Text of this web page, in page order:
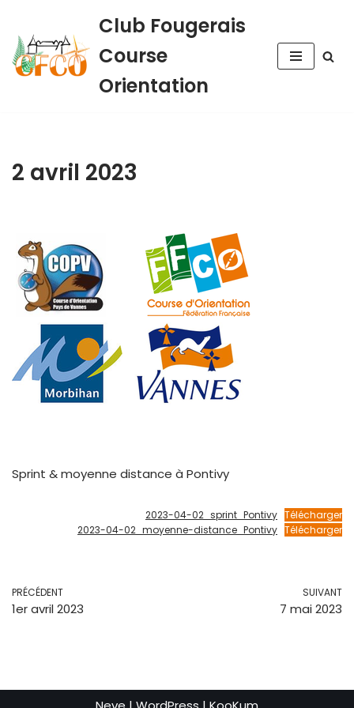
Aller
au
contenu
Club Fougerais
Course
Orientation
2 avril 2023
Sprint & moyenne distance à Pontivy
2023-04-02_sprint_Pontivy Télécharger
2023-04-02_moyenne-distance_Pontivy Télécharger
PRÉCÉDENT
1er avril 2023
SUIVANT
7 mai 2023